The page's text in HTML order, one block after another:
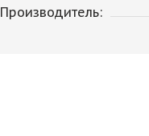
Производитель: